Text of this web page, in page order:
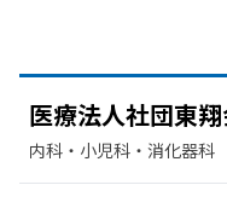
医療法人社団東
内科・​小児科・​消化器科